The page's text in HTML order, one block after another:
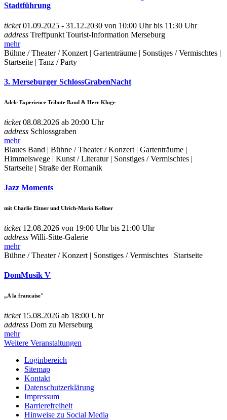
Stadtführung
ticket01.09.2025 - 31.12.2030 von 10:00 Uhr bis 11:30 Uhr
address Treffpunkt Tourist-Information Merseburg
mehr
Bühne / Theater / Konzert | Gartenträume | Sonstiges / Vermischtes |
Startseite | Tanz / Party
3. Merseburger SchlossGrabenNacht
Adele Experience Tribute Band & Herr Kluge
ticket08.08.2026 ab 20:00 Uhr
address Schlossgraben
mehr
Blaues Band | Bühne / Theater / Konzert | Gartenträume |
Himmelswege | Kunst / Literatur | Sonstiges / Vermischtes |
Startseite | Straße der Romanik
Jazz Moments
mit Charlie Eitner und Ulrich-Maria Kellner
ticket12.08.2026 von 19:00 Uhr bis 21:00 Uhr
address Willi-Sitte-Galerie
mehr
Bühne / Theater / Konzert | Sonstiges / Vermischtes | Startseite
DomMusik V
„A la francaise"
ticket15.08.2026 ab 18:00 Uhr
address Dom zu Merseburg
mehr
Weitere Veranstaltungen
Loginbereich
Sitemap
Kontakt
Datenschutzerklärung
Impressum
Barrierefreiheit
Hinweise zu Social Media